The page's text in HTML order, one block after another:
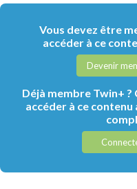
Vous devez être
accéder à ce
Devenir
Déjà membre Twin+
accéder à ce